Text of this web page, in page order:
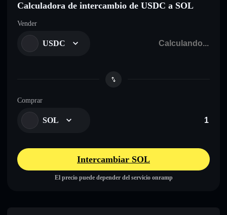
Calculadora de intercambio de USDC a SOL
Vender
USDC
Comprar
SOL
Intercambiar SOL
El precio puede depender del servicio onramp